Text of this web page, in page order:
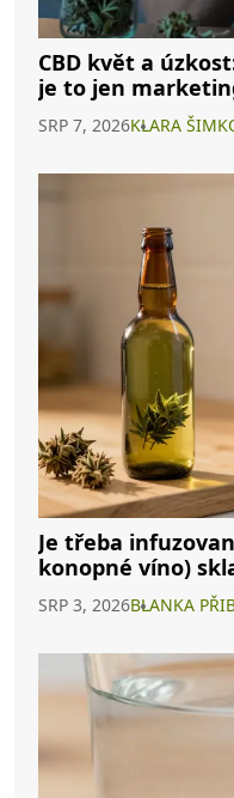
CBD květ a
je to jen
SRP 7, 2026KLARA
Je třeba
konopné víno)
Kompletní
SRP 3, 2026BLANKA